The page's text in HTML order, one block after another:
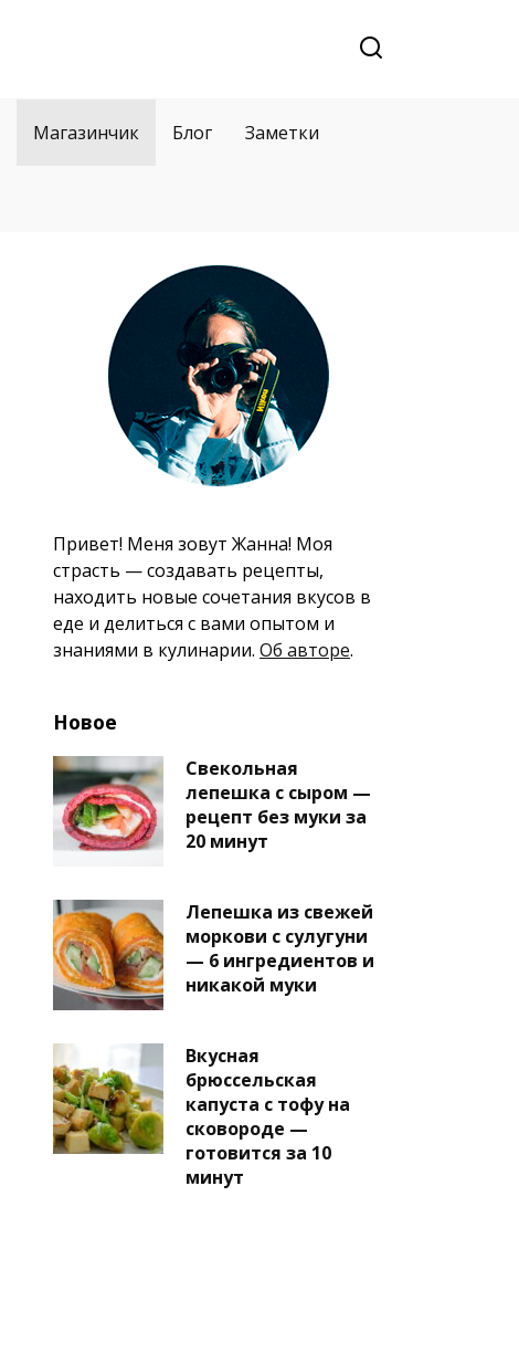
Магазинчик Блог Заметки
Привет! Меня зовут Жанна! Моя
страсть — создавать рецепты,
находить новые сочетания вкусов в
еде и делиться с вами опытом и
знаниями в кулинарии. Об авторе.
Новое
Свекольная
лепешка с сыром —
рецепт без муки за
20 минут
Лепешка из свежей
моркови с сулугуни
— 6 ингредиентов и
никакой муки
Вкусная
брюссельская
капуста с тофу на
сковороде —
готовится за 10
минут